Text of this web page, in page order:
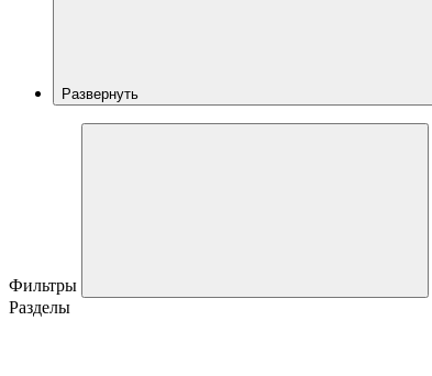
Развернуть
Фильтры
Разделы